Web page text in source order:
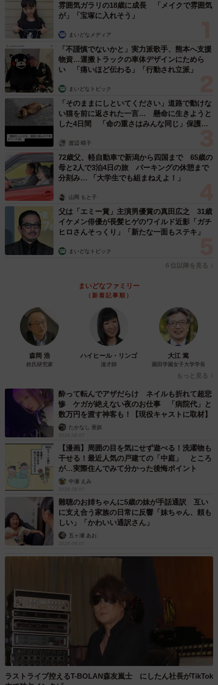
雰囲気ガラリの18歳に成長 「メイクで雰囲気
が」「宝塚に入れそう」
まいどなメディア
「不謹慎でないかと」実力派歌手、熊本へ支援
物資…運搬トラックの車体デザインにためら
い 「痛いほど伝わる」「行動され立派」
まいどなトピック
「そのままにしといてください」道路で動けな
い猫を前に返された一言… 懸命に生きようと
した4日間 「命の重さはみんな同じ」保護団
渡辺 晴子
72歳父、軽自動車で新潟から四国まで 65歳の
母と2人で3泊4日の旅 パーキングの休憩まで
分刻み… 「大学生でも組まねえよ！」
山岡 もと子
父は「エミー賞」主演男優賞の真田広之 31歳
イケメン俳優が長髪ヒゲのワイルド近影「ガチ
ヒロさんそっくり」「新たな一面もステキ」
まいどなトピック
６位以降を見る
まいどなファミリー
（新着記事順）
森岡 浩
姓氏研究家
ハイヒール・リンゴ
漫才師
大江 篤
園田学園女子大学学長
もっと見る
酔って転んでアザだらけ ネイルも折れて超悲
惨 ケガが絶えない夜のお仕事 「病院代」と
数万円を渡す神客も！【現役キャストに取材】
たかなし 亜妖
2026.08.07
【漫画】周囲の目を気にせず遊べる！洗濯物も
干せる！最近人気の戸建ての「中庭」 ところ
が…実際住んでみて分かった後悔ポイント
中瀬 えみ
2026.08.07
難聴のお姉ちゃんに5歳の妹が手話通訳 互い
に支え合う家族の日常に反響「妹ちゃん、頼も
しい」「かわいい通訳さん」
五ヶ瀬 あお
2026.08.07
ラストライブ控えるT-BOLAN森友嵐士 にしたん社長がTikTok